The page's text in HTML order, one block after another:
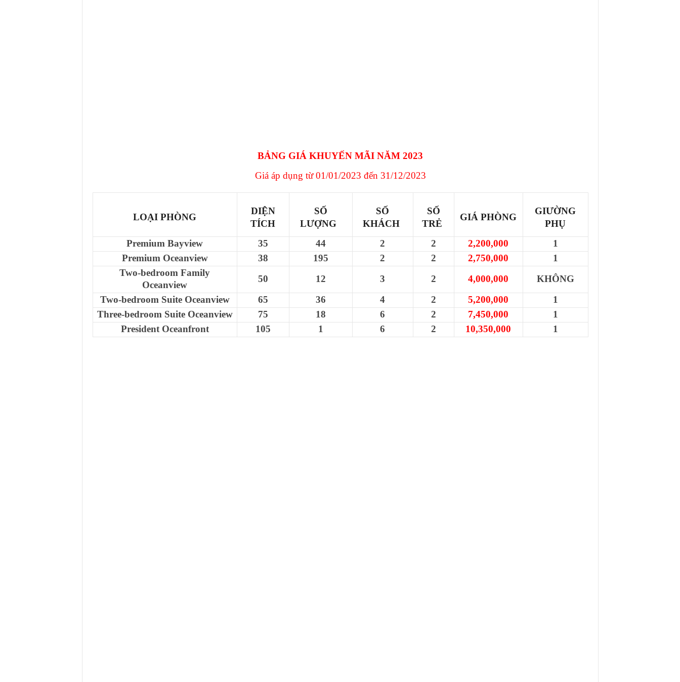
BẢNG GIÁ KHUYẾN MÃI NĂM 2023
Giá áp dụng từ 01/01/2023 đến 31/12/2023
LOẠI PHÒNG
DIỆN
TÍCH
SỐ
LƯỢNG
SỐ
KHÁCH
SỐ
TRẺ
GIÁ PHÒNG
GIƯỜNG
PHỤ
Premium Bayview
35 44 2 2 2,200,000
1
Premium Oceanview
38 195 2 2 2,750,000
1
Two-bedroom Family
Oceanview
50 12 3 2 4,000,000
KHÔNG
Two-bedroom Suite Oceanview
65 36 4 2 5,200,000
1
Three-bedroom Suite Oceanview
75 18 6 2 7,450,000
1
President Oceanfront
105 1 6 2 10,350,000 1